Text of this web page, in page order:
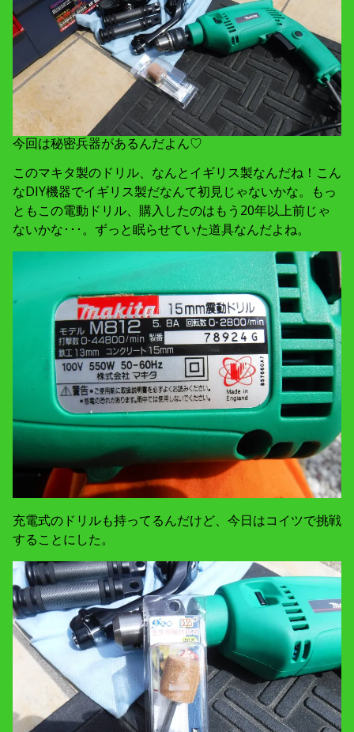
今回は秘密兵器があるんだよん♡
このマキタ製のドリル、なんとイギリス製なんだね！こん
なDIY機器でイギリス製だなんて初見じゃないかな。もっ
ともこの電動ドリル、購入したのはもう20年以上前じゃ
ないかな･･･。ずっと眠らせていた道具なんだよね。
充電式のドリルも持ってるんだけど、今日はコイツで挑戦
することにした。